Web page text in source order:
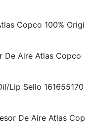
Copco 100% Origi
De Aire Atlas Copco
Lip Sello 161655170
De Aire Atlas Cop